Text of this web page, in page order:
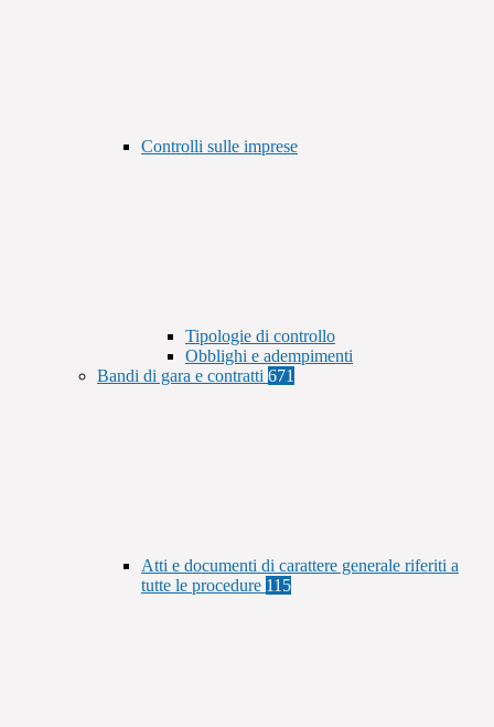
Controlli sulle imprese
Tipologie di controllo
Obblighi e adempimenti
Bandi di gara e contratti 671
Atti e documenti di carattere generale riferiti a
tutte le procedure 115